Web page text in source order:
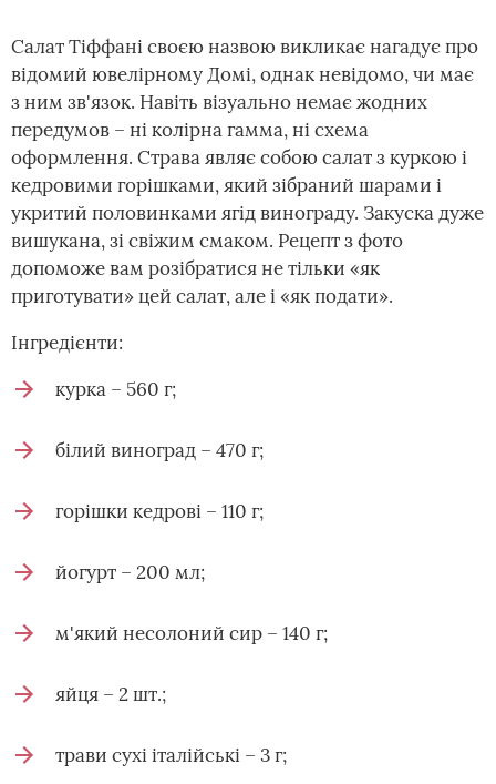
Салат Тіффані своєю назвою викликає нагадує про
відомий ювелірному Домі, однак невідомо, чи має
з ним зв'язок. Навіть візуально немає жодних
передумов – ні колірна гамма, ні схема
оформлення. Страва являє собою салат з куркою і
кедровими горішками, який зібраний шарами і
укритий половинками ягід винограду. Закуска дуже
вишукана, зі свіжим смаком. Рецепт з фото
допоможе вам розібратися не тільки «як
приготувати» цей салат, але і «як подати».
Інгредієнти:
курка – 560 г;
білий виноград – 470 г;
горішки кедрові – 110 г;
йогурт – 200 мл;
м'який несолоний сир – 140 г;
яйця – 2 шт.;
трави сухі італійські – 3 г;